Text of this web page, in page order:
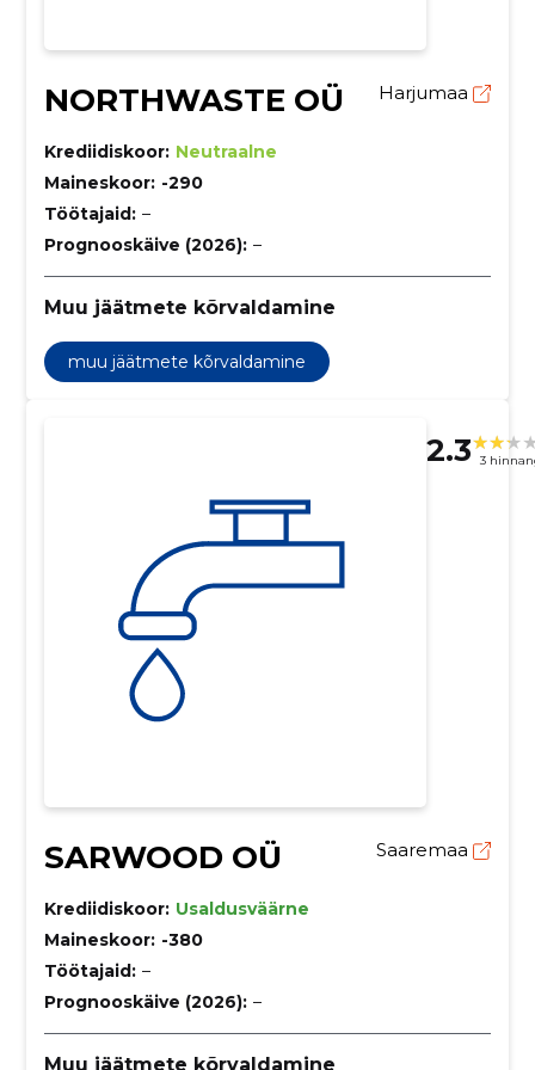
NORTHWASTE OÜ Harjumaa
Krediidiskoor: Neutraalne
Maineskoor: -290
Töötajaid: –
Prognooskäive (2026): –
Muu jäätmete kõrvaldamine
muu jäätmete kõrvaldamine
2.3 3
SARWOOD OÜ Saaremaa
Krediidiskoor: Usaldusväärne
Maineskoor: -380
Töötajaid: –
Prognooskäive (2026): –
Muu jäätmete kõrvaldamine